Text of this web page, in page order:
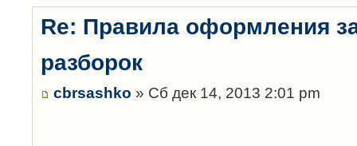
Re: Правила оформления
разборок
cbrsashko » Сб дек 14, 2013 2:01 pm